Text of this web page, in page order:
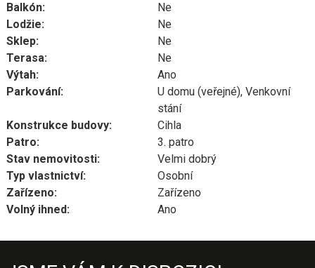
Balkón:
Ne
Lodžie:
Ne
Sklep:
Ne
Terasa:
Ne
Výtah:
Ano
Parkování:
U domu (veřejné), Venkovní
stání
Konstrukce budovy:
Cihla
Patro:
3. patro
Stav nemovitosti:
Velmi dobrý
Typ vlastnictví:
Osobní
Zařízeno:
Zařízeno
Volný ihned:
Ano